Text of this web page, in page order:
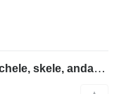
Plettac Distribution Rusztowania Schele, skele, andamio, scaffolding, pastoliai, tell